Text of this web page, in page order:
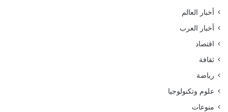
أخبار العالم
أخبار العرب
اقتصاد
ثقافة
رياضة
علوم وتكنولوجيا
منوعات